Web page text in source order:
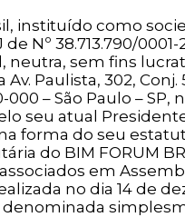
instituído como
Nº 38.713.790/0001-
neutra, sem fins
Paulista, 302, Conj.
000 – São Paulo – SP,
seu atual
forma do seu
do BIM FORUM
em
no dia 14 de
denominada